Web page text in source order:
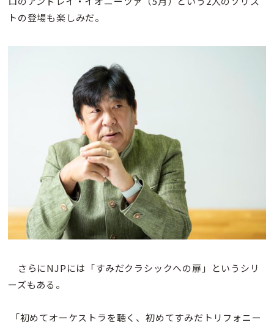
トの登場も楽しみだ。
さらにNJPには「すみだクラシックへの扉」というシリ
ーズもある。
「初めてオーケストラを聴く、初めてすみだトリフォニー